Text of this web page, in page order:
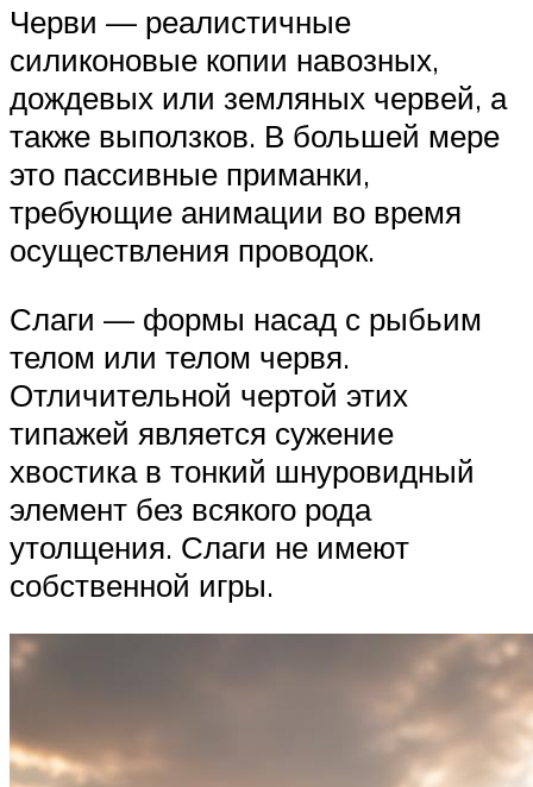
Черви — реалистичные
силиконовые копии навозных,
дождевых или земляных червей, а
также выползков. В большей мере
это пассивные приманки,
требующие анимации во время
осуществления проводок.
Слаги — формы насад с рыбьим
телом или телом червя.
Отличительной чертой этих
типажей является сужение
хвостика в тонкий шнуровидный
элемент без всякого рода
утолщения. Слаги не имеют
собственной игры.